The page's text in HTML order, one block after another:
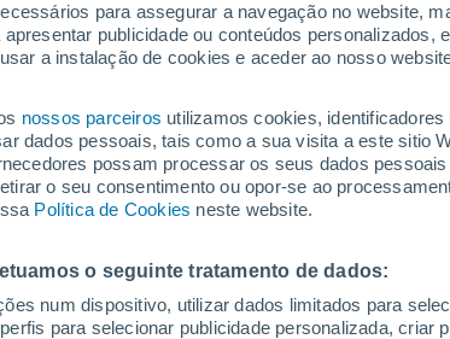
para assegurar a navegação no website,
publicidade ou conteúdos personalizados,
a instalação de cookies e aceder ao nosso
nossos parceiros utilizamos cookies,
dados pessoais, tais como a sua visita a este sitio
possam processar os seus dados
o seu consentimento ou opor-se ao
Política de Cookies neste website.
o seguinte tratamento de dados:
num dispositivo, utilizar dados limitados para
para selecionar publicidade personalizada, criar
Liceras
Matalebreras
Molinos de Duero
Montejo de Tiermes
Montenegro de
Muriel de la Fuente
Nepas